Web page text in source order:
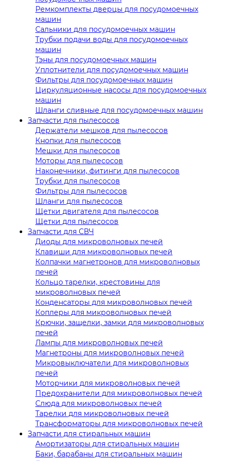
Ремкомплекты дверцы для посудомоечных
машин
Сальники для посудомоечных машин
Трубки подачи воды для посудомоечных
машин
Тэны для посудомоечных машин
Уплотнители для посудомоечных машин
Фильтры для посудомоечных машин
Циркуляционные насосы для посудомоечных
машин
Шланги сливные для посудомоечных машин
Запчасти для пылесосов
Держатели мешков для пылесосов
Кнопки для пылесосов
Мешки для пылесосов
Моторы для пылесосов
Наконечники, фитинги для пылесосов
Трубки для пылесосов
Фильтры для пылесосов
Шланги для пылесосов
Щетки двигателя для пылесосов
Щетки для пылесосов
Запчасти для СВЧ
Диоды для микроволновых печей
Клавиши для микроволновых печей
Колпачки магнетронов для микроволновых
печей
Кольцо тарелки, крестовины для
микроволновых печей
Конденсаторы для микроволновых печей
Коплеры для микроволновых печей
Крючки, защелки, замки для микроволновых
печей
Лампы для микроволновых печей
Магнетроны для микроволновых печей
Микровыключатели для микроволновых
печей
Моторчики для микроволновых печей
Предохранители для микроволновых печей
Слюда для микроволновых печей
Тарелки для микроволновых печей
Трансформаторы для микроволновых печей
Запчасти для стиральных машин
Амортизаторы для стиральных машин
Баки, барабаны для стиральных машин